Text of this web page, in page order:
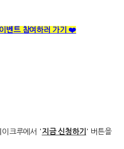
벤트 참여하러 가기 ❤️
이크루에서 ' 지금 신청하기 ' 버튼을